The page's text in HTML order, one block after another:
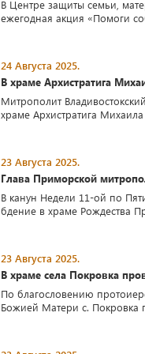
В Центре защиты семьи,
ежегодная акция «Помоги
24 Августа 2025.
В храме Архистратига
Митрополит
храме Архистратига
23 Августа 2025.
Глава Приморской
В канун Недели 11-ой по
бдение в храме Рождества
23 Августа 2025.
В храме села Покровка
По благословению
Божией Матери с. Покровка